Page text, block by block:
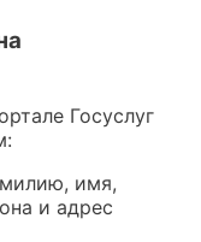
Госуслуг
имя,
и адрес